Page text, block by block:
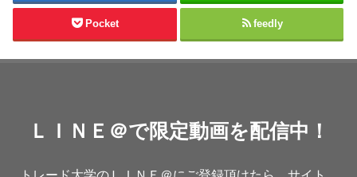
Pocket feedly
ＬＩＮＥ＠で限定動画を配信中！